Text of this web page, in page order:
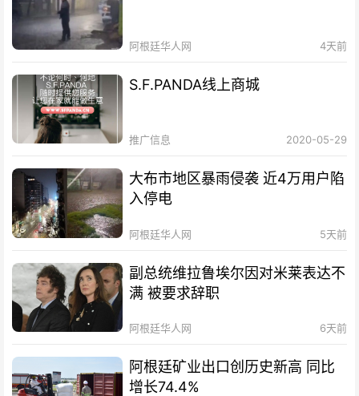
阿根廷华人网 4天前
S.F.PANDA线上商城
推广信息 2020-05-29
大布市地区暴雨侵袭 近4万用户陷
入停电
阿根廷华人网 5天前
副总统维拉鲁埃尔因对米莱表达不
满 被要求辞职
阿根廷华人网 6天前
阿根廷矿业出口创历史新高 同比
增长74.4%